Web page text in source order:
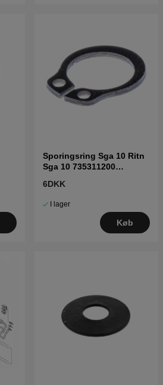
Sporingsring Sga 10 Ritn
Sga 10 735311200
6DKK
I lager
Køb